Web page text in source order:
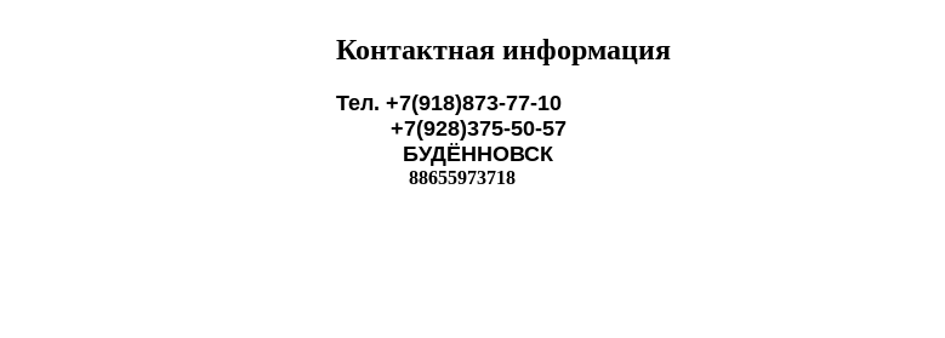
Контактная информация
Тел. +7(918)873-77-10
+7(928)375-50-57
БУДЁННОВСК
88655973718